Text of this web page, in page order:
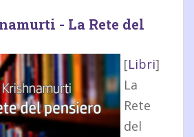
- La Rete del
[Libri]
La
Rete
del